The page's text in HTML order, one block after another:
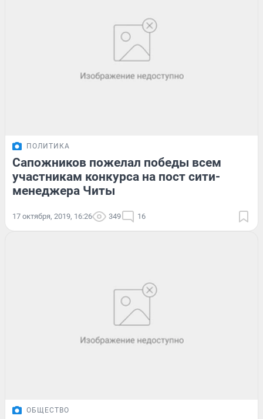
ПОЛИТИКА
Сапожников пожелал победы всем
участникам конкурса на пост сити-
менеджера Читы
17 октября, 2019, 16:26 349 16
ОБЩЕСТВО